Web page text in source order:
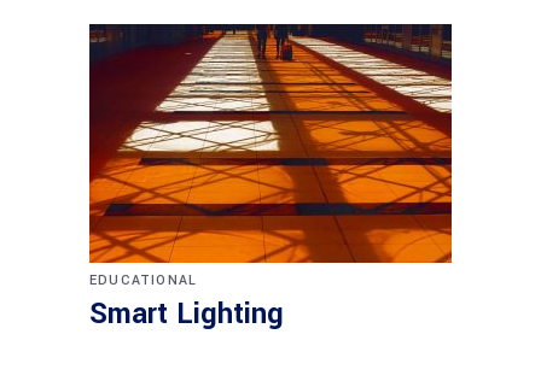
EDUCATIONAL
Smart Lighting